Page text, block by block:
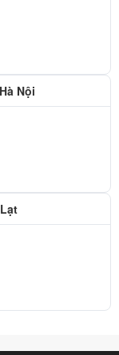
Nội